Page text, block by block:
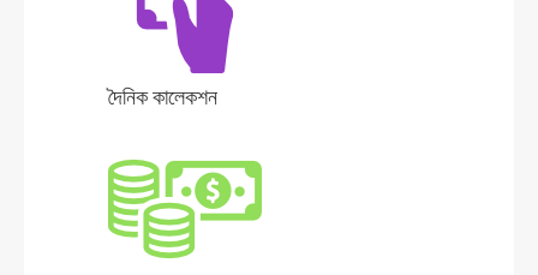
দৈনিক কালেকশন